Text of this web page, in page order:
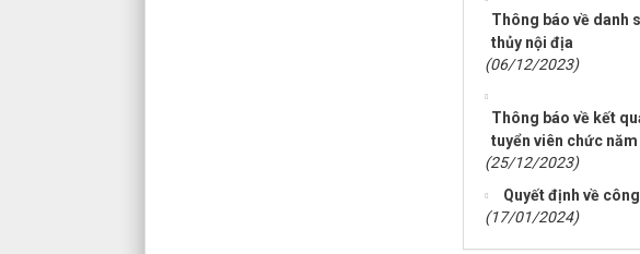
Thông báo về danh
thủy nội địa
(06/12/2023)
Thông báo về kết
tuyển viên chức
(25/12/2023)
Quyết định về
(17/01/2024)